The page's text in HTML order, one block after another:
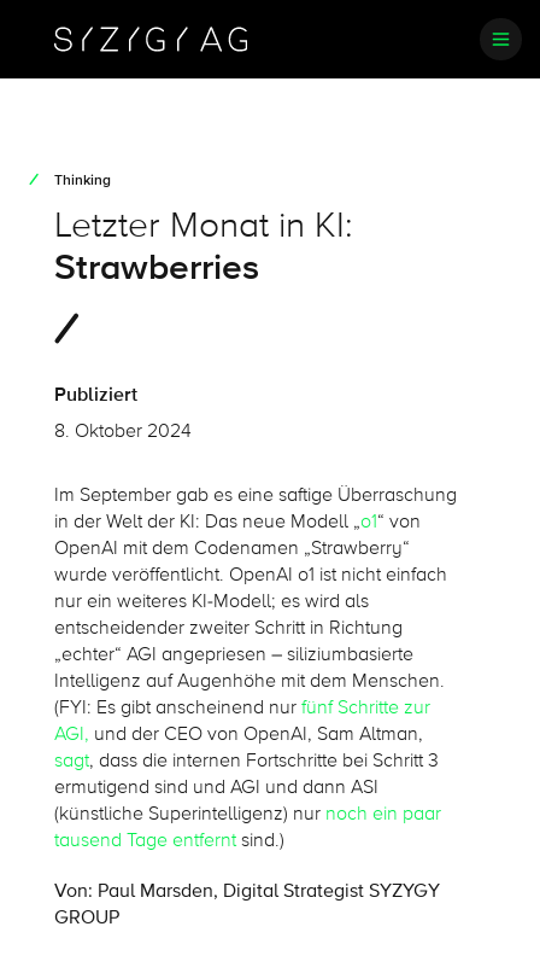
Thinking
Letzter Monat in KI:
Strawberries
Publiziert
8. Oktober 2024
Im September gab es eine saftige Überraschung
in der Welt der KI: Das neue Modell „o1“ von
OpenAI mit dem Codenamen „Strawberry“
wurde veröffentlicht. OpenAI o1 ist nicht einfach
nur ein weiteres KI-Modell; es wird als
entscheidender zweiter Schritt in Richtung
„echter“ AGI angepriesen – siliziumbasierte
Intelligenz auf Augenhöhe mit dem Menschen.
(FYI: Es gibt anscheinend nurfünf Schritte zur
AGI, und der CEO von OpenAI, Sam Altman,
sagt, dass die internen Fortschritte bei Schritt 3
ermutigend sind und AGI und dann ASI
(künstliche Superintelligenz) nur noch ein paar
tausend Tage entferntsind.)
Von: Paul Marsden, Digital Strategist SYZYGY
GROUP